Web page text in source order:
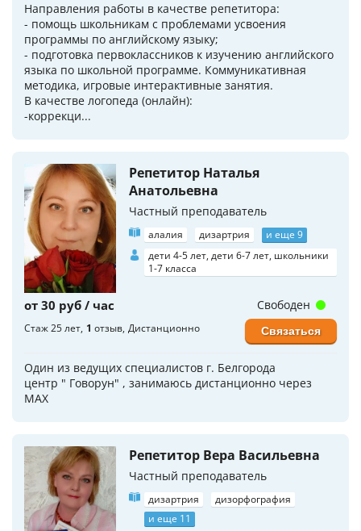
Направления работы в качестве репетитора:
- помощь школьникам с проблемами усвоения
программы по английскому языку;
- подготовка первоклассников к изучению английского
языка по школьной программе. Коммуникативная
методика, игровые интерактивные занятия.
В качестве логопеда (онлайн):
-коррекци...
Репетитор Наталья
Анатольевна
Частный преподаватель
алалия дизартрия
и еще 9
дети 4-5 лет, дети 6-7 лет, школьники
1-7 класса
от 30 руб / час
Стаж 25 лет 1 отзыв Дистанционно
Один из ведущих специалистов г. Белгорода
центр " Говорун" , занимаюсь дистанционно через
МАХ
Свободен
Связаться
Репетитор Вера Васильевна
Частный преподаватель
дизартрия
дизорфография
и еще 11